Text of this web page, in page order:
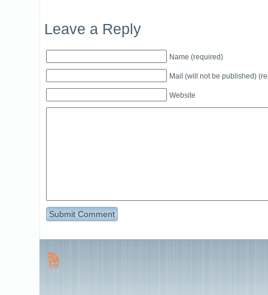
Leave a Reply
Name (required)
Mail (will not be published)
Website